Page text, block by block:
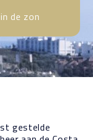
de zon
gestelde